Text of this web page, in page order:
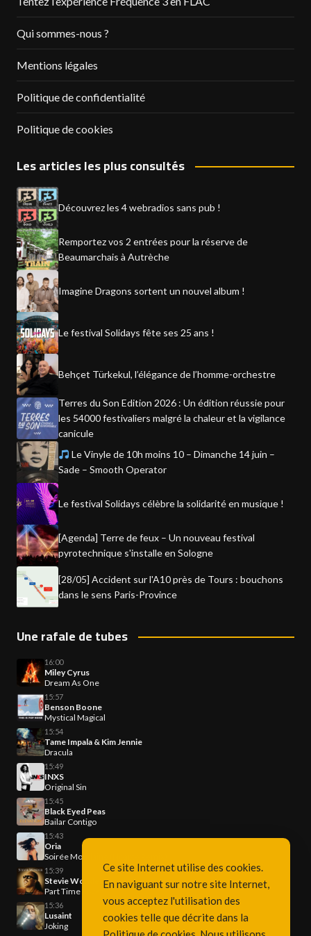
Qui sommes-nous ?
Mentions légales
Politique de confidentialité
Politique de cookies
Les articles les plus consultés
Découvrez les 4 webradios sans pub !
Remportez vos 2 entrées pour la réserve de
Beaumarchais à Autrèche
Imagine Dragons sortent un nouvel album !
Le festival Solidays fête ses 25 ans !
Behçet Türkekul, l’élégance de l’homme-orchestre
Terres du Son Edition 2026 : Un édition réussie pour
les 54000 festivaliers malgré la chaleur et la vigilance
canicule
Le Vinyle de 10h moins 10 – Dimanche 14 juin –
Sade – Smooth Operator
Le festival Solidays célèbre la solidarité en musique !
[Agenda] Terre de feux – Un nouveau festival
pyrotechnique s'installe en Sologne
[28/05] Accident sur l'A10 près de Tours : bouchons
dans le sens Paris-Province
Une rafale de tubes
16:00
Miley Cyrus
Dream As One
15:57
Benson Boone
Mystical Magical
15:54
Tame Impala & Kim Jennie
Dracula
15:49
INXS
Original Sin
15:45
Black Eyed Peas
Bailar Contigo
15:43
Oria
Soirée Mondaine (Noapte Remix)
15:39
Stevie Wonder
Part Time Lover
15:36
Lusaint
Joking
Ce site Internet utilise des cookies.
En naviguant sur notre site Internet,
vous acceptez l'utilisation des
cookies telle que décrite dans la